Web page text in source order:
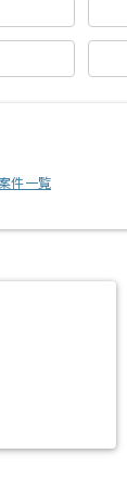
件一覧